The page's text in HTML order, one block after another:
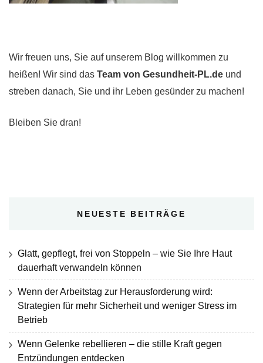
Wir freuen uns, Sie auf unserem Blog willkommen zu
heißen! Wir sind das Team von Gesundheit-PL.de und
streben danach, Sie und ihr Leben gesünder zu machen!
Bleiben Sie dran!
NEUESTE BEITRÄGE
Glatt, gepflegt, frei von Stoppeln – wie Sie Ihre Haut
dauerhaft verwandeln können
Wenn der Arbeitstag zur Herausforderung wird:
Strategien für mehr Sicherheit und weniger Stress im
Betrieb
Wenn Gelenke rebellieren – die stille Kraft gegen
Entzündungen entdecken